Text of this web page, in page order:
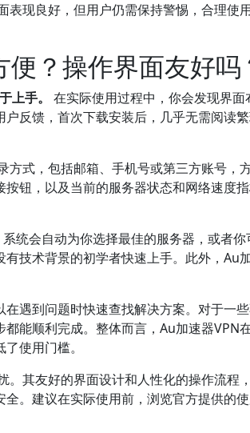
现良好，但用户仍需保持警惕，合理使
？操作界面友好吗
上手。
在实际使用过程中，你会发现界面
反馈，首次下载安装后，几乎无需阅读
式，包括邮箱、手机号或第三方账号，
钮，以及当前的服务器状态和网络速度
统会自动为你选择最佳的服务器，或者你
技术背景的初学者快速上手。此外，Au
遇到问题时快速查找解决方案。对于一
能顺利完成。整体而言，Au加速器VPN
使用门槛。
其友好的界面设计和人性化的操作流程
。建议在实际使用前，浏览官方提供的